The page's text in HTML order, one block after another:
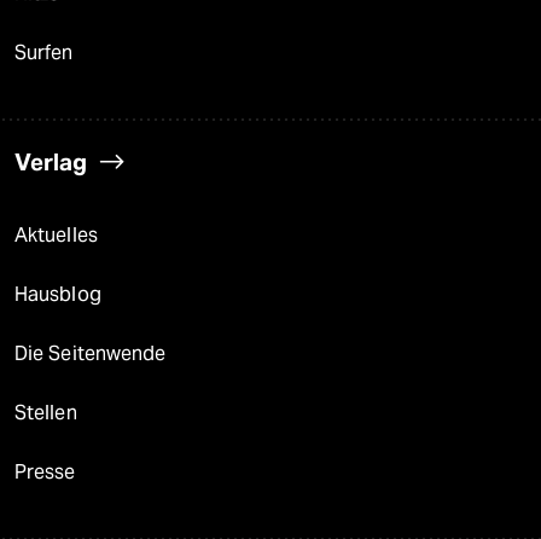
Surfen
Verlag
Aktuelles
Hausblog
Die Seitenwende
Stellen
Presse